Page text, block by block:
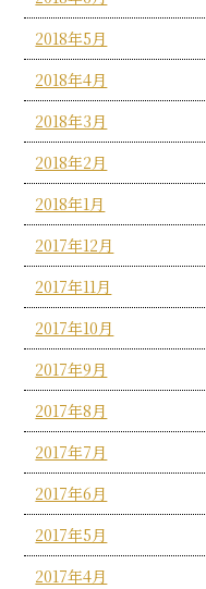
2018年5月
2018年4月
2018年3月
2018年2月
2018年1月
2017年12月
2017年11月
2017年10月
2017年9月
2017年8月
2017年7月
2017年6月
2017年5月
2017年4月